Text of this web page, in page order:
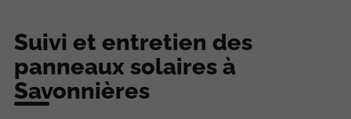
Suivi et entretien des
panneaux solaires à
Savonnières